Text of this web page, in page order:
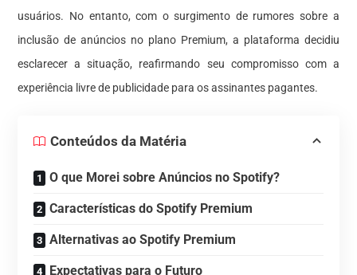
usuários. No entanto, com o surgimento de rumores sobre a
inclusão de anúncios no plano Premium, a plataforma decidiu
esclarecer a situação, reafirmando seu compromisso com a
experiência livre de publicidade para os assinantes pagantes.
Conteúdos da Matéria
O que Morei sobre Anúncios no Spotify?
Características do Spotify Premium
Alternativas ao Spotify Premium
Expectativas para o Futuro